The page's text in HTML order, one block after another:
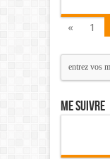
« 1
Me suivre